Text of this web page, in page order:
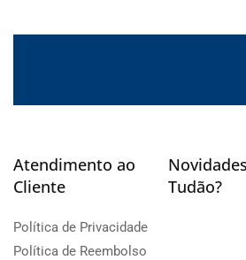
Atendimento ao
Cliente
Política de Privacidade
Política de Reembolso
Tudão?